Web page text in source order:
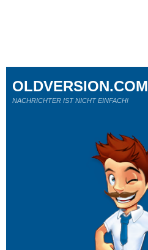
OLDVERSION.COM
NACHRICHTER IST NICHT EINFACH!